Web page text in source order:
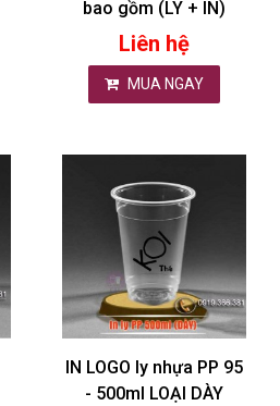
bao gồm (LY + IN)
Liên hệ
MUA NGAY
IN LOGO ly nhựa PP 95
- 500ml LOẠI DÀY